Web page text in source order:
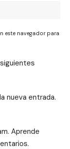
este navegador para
nueva entrada.
Aprende